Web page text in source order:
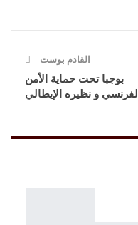
القادم بوست
بوجبا تحت حماية الأمن
الفرنسي و نظيره الإيطالي